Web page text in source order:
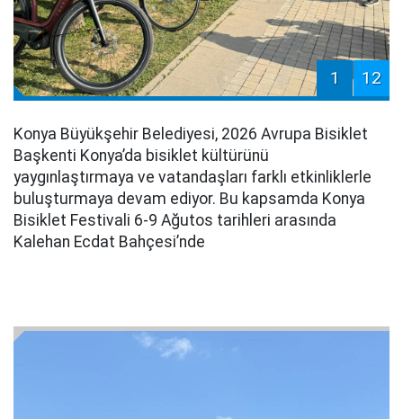
1 12
Konya Büyükşehir Belediyesi, 2026 Avrupa Bisiklet
Başkenti Konya’da bisiklet kültürünü
yaygınlaştırmaya ve vatandaşları farklı etkinliklerle
buluşturmaya devam ediyor. Bu kapsamda Konya
Bisiklet Festivali 6-9 Ağutos tarihleri arasında
Kalehan Ecdat Bahçesi’nde